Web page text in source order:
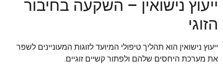
ייעוץ נישואין – השקעה בחיבור
הזוגי
ייעוץ נישואין הוא תהליך טיפולי המיועד לזוגות המעוניינים לשפר
את מערכת היחסים שלהם ולפתור קשיים זוגיים.